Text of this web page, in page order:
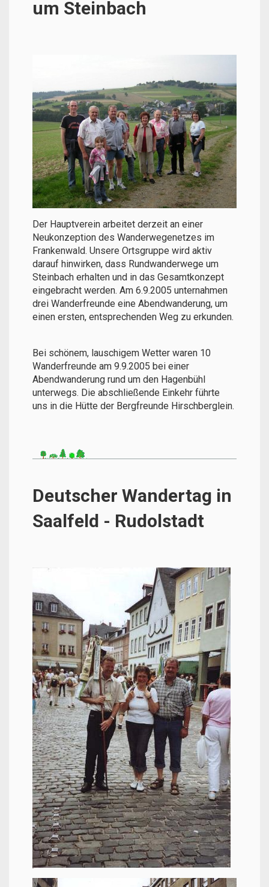
um Steinbach
Der Hauptverein arbeitet derzeit an einer
Neukonzeption des Wanderwegenetzes im
Frankenwald. Unsere Ortsgruppe wird aktiv
darauf hinwirken, dass Rundwanderwege um
Steinbach erhalten und in das Gesamtkonzept
eingebracht werden. Am 6.9.2005 unternahmen
drei Wanderfreunde eine Abendwanderung, um
einen ersten, entsprechenden Weg zu erkunden.
Bei schönem, lauschigem Wetter waren 10
Wanderfreunde am 9.9.2005 bei einer
Abendwanderung rund um den Hagenbühl
unterwegs. Die abschließende Einkehr führte
uns in die Hütte der Bergfreunde Hirschberglein.
Deutscher Wandertag in
Saalfeld - Rudolstadt